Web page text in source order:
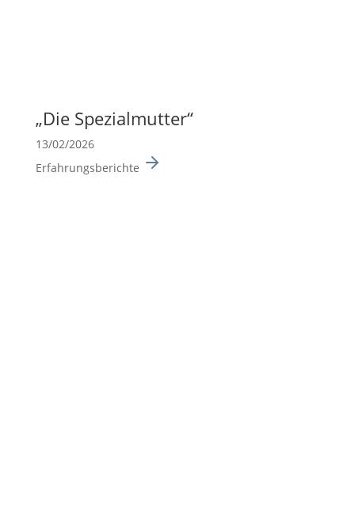
„Die Spezi­al­mutter“
13/02/2026
Erfahrungsberichte